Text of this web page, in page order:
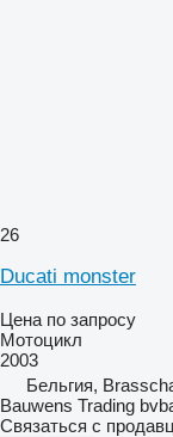
26
Ducati monster
Цена по запросу
Мотоцикл
2003
Бельгия,
Bauwens Trading
Связаться с